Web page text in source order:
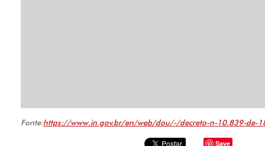
Fonte:https://www.in.gov.br/en/web/dou/-/decreto-n-10.839-de-
Save